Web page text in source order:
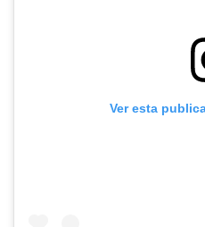
Ver esta